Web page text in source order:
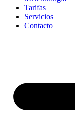
Tarifas
Servicios
Contacto